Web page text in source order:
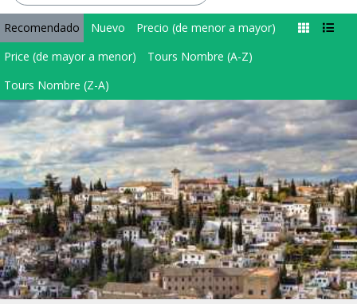
Recomendado Nuevo
Precio (de menor a mayor)
Price (de mayor a menor)
Tours Nombre (A-Z)
Tours Nombre (Z-A)